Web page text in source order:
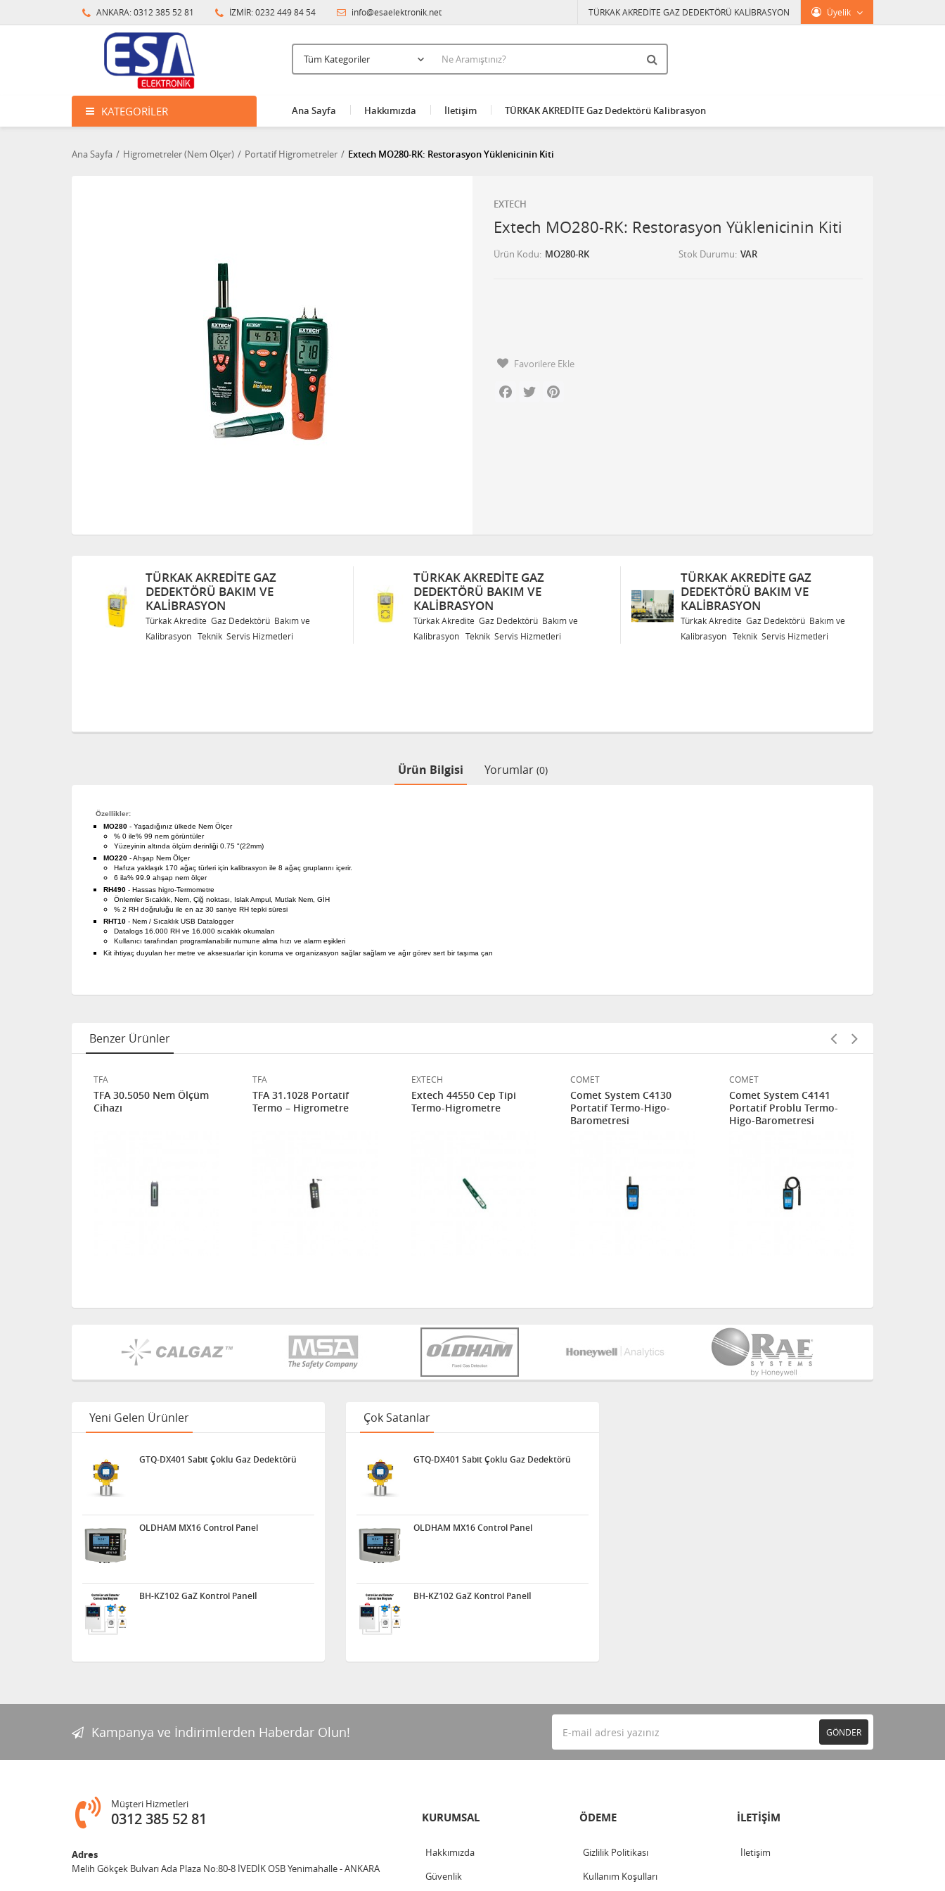
ANKARA: 0312 385 52 81 İZMİR: 0232 449 84 54 info@esaelektronik.net Üyelik
TÜRKAK AKREDİTE GAZ DEDEKTÖRÜ KALİBRASYON
KATEGORILER Ana Sayfa Hakkımızda İletişim TÜRKAK AKREDİTE Gaz Dedektörü Kalibrasyon
Ana Sayfa Higrometreler (Nem Ölçer) Portatif Higrometreler Extech MO280-RK: Restorasyon Yüklenicinin Kiti
EXTECH
Extech MO280-RK: Restorasyon Yüklenicinin Kiti
Ürün Kodu MO280-RK Stok Durumu VAR
Favorilere Ekle
Facebook
Twitter
TÜRKAK AKREDITE GAZ
DEDEKTÖRÜ BAKIM VE
KALIBRASYON
Türkak Akredite Gaz Dedektörü Bakım ve
Kalibrasyon Teknik Servis Hizmetleri
TÜRKAK AKREDITE GAZ
DEDEKTÖRÜ BAKIM VE
KALIBRASYON
Türkak Akredite Gaz Dedektörü Bakım ve
Kalibrasyon Teknik Servis Hizmetleri
TÜRKAK AKREDITE GAZ
DEDEKTÖRÜ BAKIM VE
KALIBRASYON
Türkak Akredite Gaz Dedektörü Bakım ve
Kalibrasyon Teknik Servis Hizmetleri
Ürün Bilgisi Yorumlar (0)
Özellikler:
MO280 - Yaşadığınız ülkede Nem Ölçer
% 0 ile% 99 nem görüntüler
Yüzeyinin altında ölçüm derinliği 0.75 "(22mm)
MO220 - Ahşap Nem Ölçer
Hafıza yaklaşık 170 ağaç türleri için kalibrasyon ile 8 ağaç gruplarını içerir.
6 ila% 99.9 ahşap nem ölçer
RH490 - Hassas higro-Termometre
Önlemler Sıcaklık, Nem, Çiğ noktası, Islak Ampul, Mutlak Nem, GİH
% 2 RH doğruluğu ile en az 30 saniye RH tepki süresi
RHT10 - Nem / Sıcaklık USB Datalogger
Datalogs 16.000 RH ve 16.000 sıcaklık okumaları
Kullanıcı tarafından programlanabilir numune alma hızı ve alarm eşikleri
Kit ihtiyaç duyulan her metre ve aksesuarlar için koruma ve organizasyon sağlar sağlam ve ağır görev sert bir taşıma çan
Benzer Ürünler
TFA
TFA 30.5050 Nem Ölçüm
Cihazı
TFA
TFA 31.1028 Portatif
Termo – Higrometre
EXTECH
Extech 44550 Cep Tipi
Termo-Higrometre
COMET
Comet System C4130
Portatif Termo-Higo-
Barometresi
COMET
Comet System C4141
Portatif Problu Termo-
Higo-Barometresi
Yeni Gelen Ürünler
GTQ-DX401 Sabit Çoklu Gaz Dedektörü
OLDHAM MX16 Control Panel
BH-KZ102 GaZ Kontrol Panelİ
Çok Satanlar
GTQ-DX401 Sabit Çoklu Gaz Dedektörü
OLDHAM MX16 Control Panel
BH-KZ102 GaZ Kontrol Panelİ
Kampanya ve İndirimlerden Haberdar Olun! GÖNDER
Müşteri Hizmetleri
0312 385 52 81
Adres
Melih Gökçek Bulvarı Ada Plaza No:80-8 İVEDİK OSB Yenimahalle - ANKARA
KURUMSAL
Hakkımızda
Güvenlik
ÖDEME
Gizlilik Politikası
Kullanım Koşulları
İLETİŞİM
İletişim